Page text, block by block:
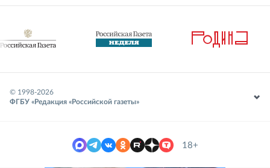
© 1998-2026
ФГБУ «Редакция «Российской газеты»
18+